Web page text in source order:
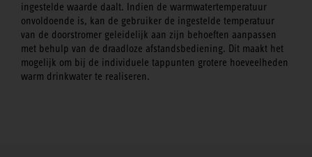
ingestelde waarde daalt. Indien de warmwatertemperatuur
onvoldoende is, kan de gebruiker de ingestelde temperatuur
van de doorstromer geleidelijk aan zijn behoeften aanpassen
met behulp van de draadloze afstandsbediening. Dit maakt het
mogelijk om bij de individuele tappunten grotere hoeveelheden
warm drinkwater te realiseren.